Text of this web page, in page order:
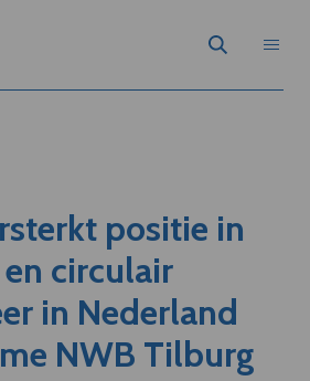
positie in
circulair
in Nederland
NWB Tilburg